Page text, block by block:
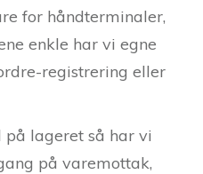
for håndterminaler,
enkle har vi egne
registrering eller
lageret så har vi
på varemottak,